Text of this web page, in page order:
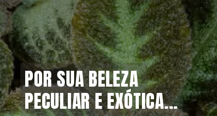
POR SUA BELEZA
PECULIAR E EXÓTICA...
POR SUA BELEZA
PECULIAR E EXÓTICA...